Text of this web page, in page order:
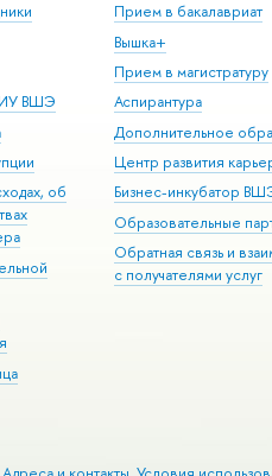
ВШЭ
об
Прием в бакалавриат
Вышка+
Прием в магистратуру
Аспирантура
Дополнительное
Центр развития
Бизнес-инкубатор
Образовательные
Обратная связь и
с получателями услуг